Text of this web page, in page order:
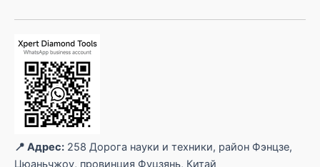
📍 Адрес: 258 Дорога науки и техники, район Фэнцзе,
Цюаньчжоу, провинция Фуцзянь, Китай